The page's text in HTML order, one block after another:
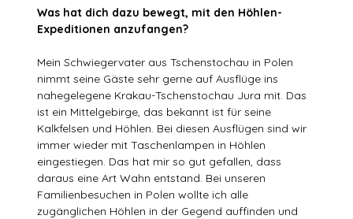
Was hat dich dazu bewegt, mit den Höhlen-
Expeditionen anzufangen?
Mein Schwiegervater aus Tschenstochau in Polen
nimmt seine Gäste sehr gerne auf Ausflüge ins
nahegelegene Krakau-Tschenstochau Jura mit. Das
ist ein Mittelgebirge, das bekannt ist für seine
Kalkfelsen und Höhlen. Bei diesen Ausflügen sind wir
immer wieder mit Taschenlampen in Höhlen
eingestiegen. Das hat mir so gut gefallen, dass
daraus eine Art Wahn entstand. Bei unseren
Familienbesuchen in Polen wollte ich alle
zugänglichen Höhlen in der Gegend auffinden und